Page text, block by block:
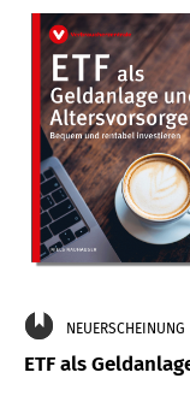
NEUERSCHEINUNG
ETF als